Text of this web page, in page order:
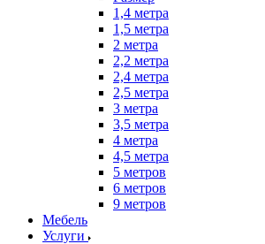
1,4 метра
1,5 метра
2 метра
2,2 метра
2,4 метра
2,5 метра
3 метра
3,5 метра
4 метра
4,5 метра
5 метров
6 метров
9 метров
Мебель
Услуги